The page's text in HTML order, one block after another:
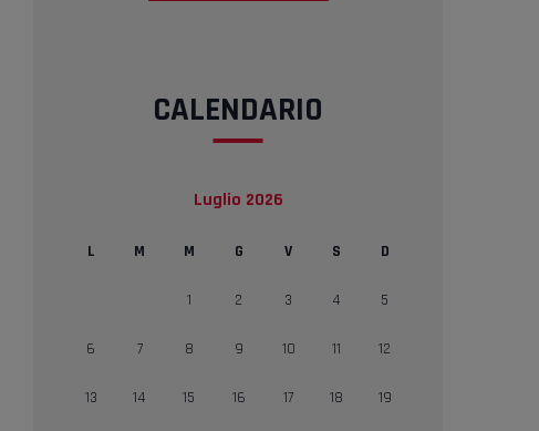
CALENDARIO
Luglio 2026
L M M G V S D
1 2 3 4 5
6 7 8 9 10 11 12
13 14 15 16 17 18 19